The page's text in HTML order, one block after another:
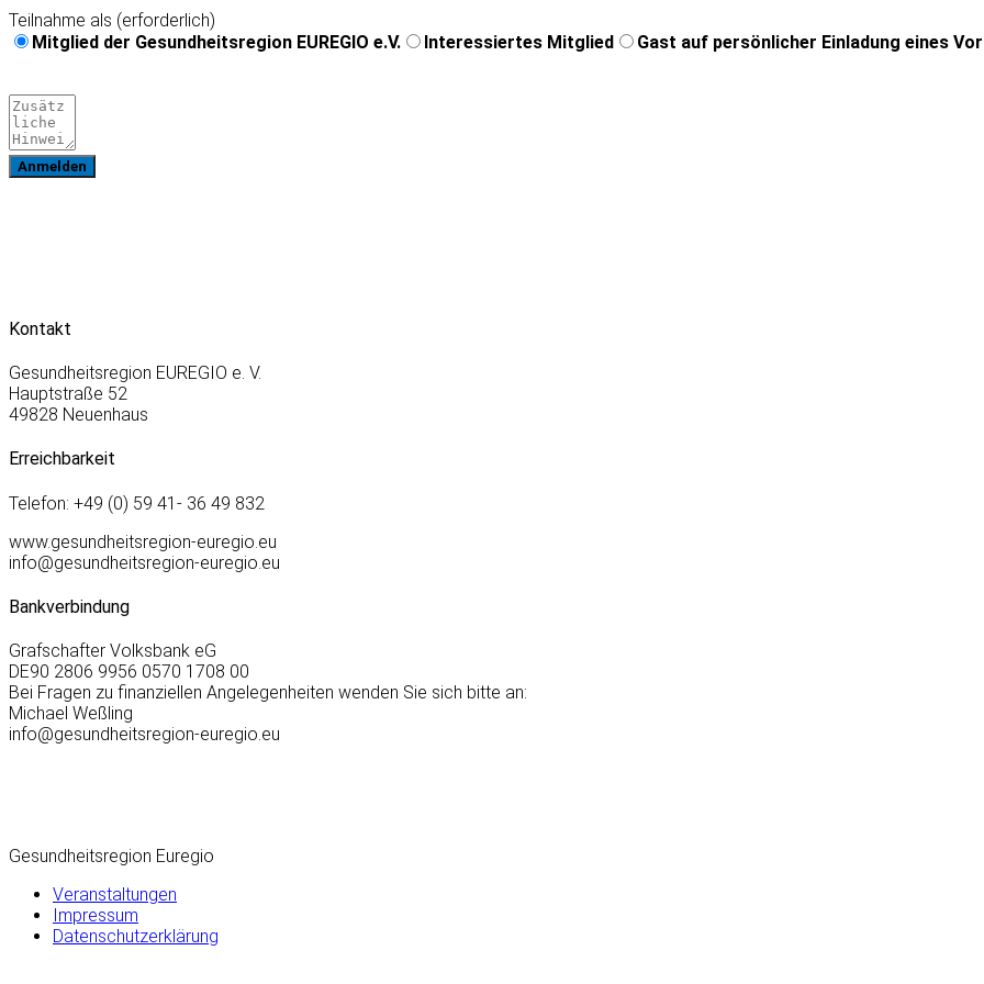
Teilnahme als (erforderlich)
Mitglied der Gesundheitsregion EUREGIO e.V.
Interessiertes Mitglied Gast auf persönlicher Einladung eines
Anmelden
Kontakt
Gesundheitsregion EUREGIO e. V.
Hauptstraße 52
49828 Neuenhaus
Erreichbarkeit
Telefon: +49 (0) 59 41- 36 49 832
www.gesundheitsregion-euregio.eu
info@gesundheitsregion-euregio.eu
Bankverbindung
Grafschafter Volksbank eG
DE90 2806 9956 0570 1708 00
Bei Fragen zu finanziellen Angelegenheiten wenden Sie sich bitte an:
Michael Weßling
info@gesundheitsregion-euregio.eu
Gesundheitsregion Euregio
Veranstaltungen
Impressum
Datenschutzerklärung